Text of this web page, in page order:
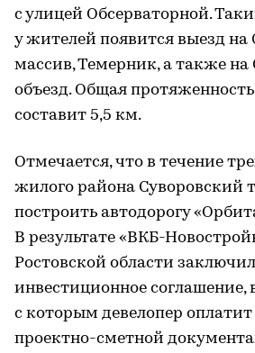
с улицей Обсерваторной.
у жителей появится выезд на
массив, Темерник, а также на
объезд. Общая
составит 5,5 км.
Отмечается, что в течение
жилого района Суворовский
построить автодорогу
В результате «ВКБ-
Ростовской области
инвестиционное соглашение,
с которым девелопер оплатит
проектно-сметной